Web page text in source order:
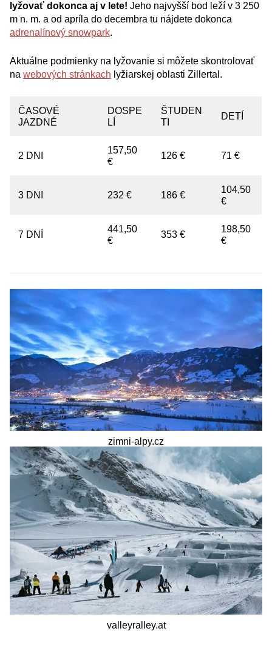
lyžovať dokonca aj v lete! Jeho najvyšší bod leží v 3 250
m n. m. a od apríla do decembra tu nájdete dokonca
adrenalínový snowpark.
Aktuálne podmienky na lyžovanie si môžete skontrolovať
na webových stránkach lyžiarskej oblasti Zillertal.
ČASOVÉ
JAZDNÉ
DOSPE
LÍ
ŠTUDEN
TI
DETÍ
2 DNI
157,50
€
126 € 71 €
3 DNI 232 € 186 €
104,50
€
7 DNÍ
441,50
€
353 €
198,50
€
zimni-alpy.cz
valleyralley.at